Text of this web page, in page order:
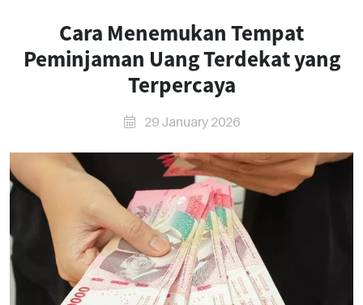
Cara Menemukan Tempat
Peminjaman Uang Terdekat yang
Terpercaya
29 January 2026